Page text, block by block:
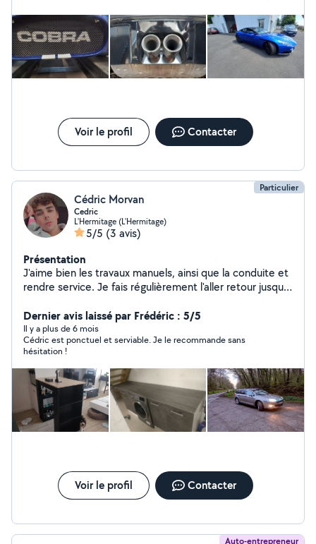
Voir le profil Contacter
Particulier
Cédric Morvan
Cedric
L'Hermitage (L'Hermitage)
5/5 (3 avis)
Présentation
J'aime bien les travaux manuels, ainsi que la conduite et
rendre service. Je fais régulièrement l'aller retour jusqu'à
Dernier avis laissé par Frédéric : 5/5
Il y a plus de 6 mois
Cédric est ponctuel et serviable. Je le recommande sans
hésitation !
Voir le profil Contacter
Auto-entrepreneur